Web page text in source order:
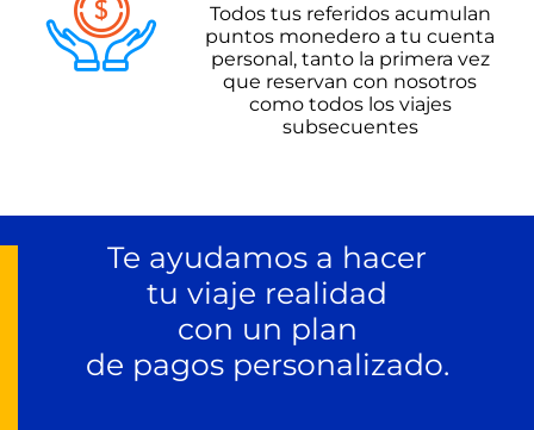
Todos tus referidos acumulan
puntos monedero a tu cuenta
personal, tantola primera vez
que reservan con nosotros
como todos los viajes
subsecuentes
Te ayudamos a hacer
tu viaje realidad
con un plan
de pagos personalizado.